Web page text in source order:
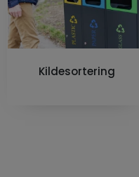
Kildesortering